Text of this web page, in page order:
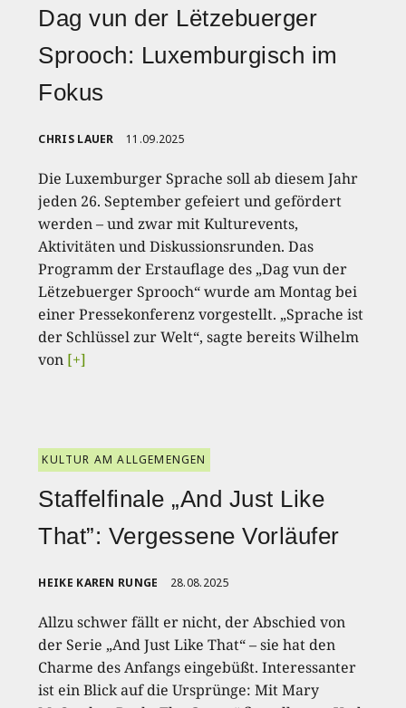
Dag vun der Lëtzebuerger
Sprooch: Luxemburgisch im
Fokus
CHRIS LAUER 11.09.2025
Die Luxemburger Sprache soll ab diesem Jahr
jeden 26. September gefeiert und gefördert
werden – und zwar mit Kulturevents,
Aktivitäten und Diskussionsrunden. Das
Programm der Erstauflage des „Dag vun der
Lëtzebuerger Sprooch“ wurde am Montag bei
einer Pressekonferenz vorgestellt. „Sprache ist
der Schlüssel zur Welt“, sagte bereits Wilhelm
von [+]
KULTUR AM ALLGEMENGEN
Staffelfinale „And Just Like
That”: Vergessene Vorläufer
HEIKE KAREN RUNGE 28.08.2025
Allzu schwer fällt er nicht, der Abschied von
der Serie „And Just Like That“ – sie hat den
Charme des Anfangs eingebüßt. Interessanter
ist ein Blick auf die Ursprünge: Mit Mary